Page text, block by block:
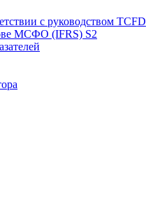
с руководством TCFD
МСФО (IFRS) S2